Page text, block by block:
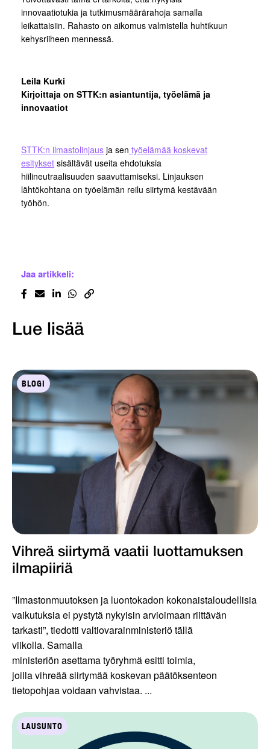
innovaatiotukia ja tutkimusmäärärahoja samalla
leikattaisiin. Rahasto on aikomus valmistella huhtikuun
kehysriiheen mennessä.
Leila Kurki
Kirjoittaja on STTK:n asiantuntija, työelämä ja
innovaatiot
STTK:n ilmastolinjaus ja sen työelämää koskevat
esitykset sisältävät useita ehdotuksia
hiilineutraalisuuden saavuttamiseksi. Linjauksen
lähtökohtana on työelämän reilu siirtymä kestävään
työhön.
Jaa artikkeli:
Lue lisää
BLOGI
Vihreä siirtymä vaatii luottamuksen
ilmapiiriä
”Ilmastonmuutoksen ja luontokadon kokonaistaloudellisia
vaikutuksia ei pystytä nykyisin arvioimaan riittävän
tarkasti”, tiedotti valtiovarainministeriö tällä
viikolla. Samalla
ministeriön asettama työryhmä esitti toimia,
joilla vihreää siirtymää koskevan päätöksenteon
tietopohjaa voidaan vahvistaa. ...
LAUSUNTO